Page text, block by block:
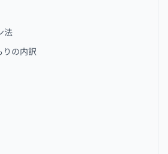
法
りの内訳